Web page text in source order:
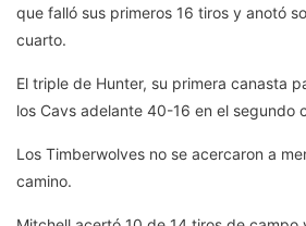
que falló sus primeros 16 tiros y anotó
cuarto.
El triple de Hunter, su primera canasta
los Cavs adelante 40-16 en el segundo
Los Timberwolves no se acercaron a
camino.